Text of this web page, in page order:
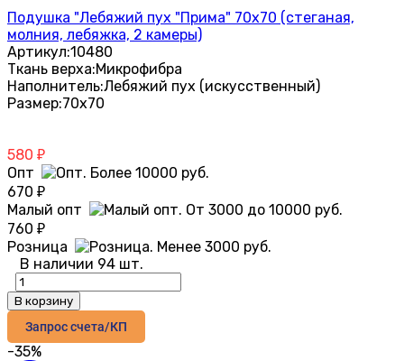
Подушка "Лебяжий пух "Прима" 70х70 (стеганая,
молния, лебяжка, 2 камеры)
Артикул:10480
Ткань верха:Микрофибра
Наполнитель:Лебяжий пух (искусственный)
Размер:70х70
580 ₽
Опт
670 ₽
Малый опт
760 ₽
Розница
В наличии 94 шт.
В корзину
Запрос счета/КП
-35%